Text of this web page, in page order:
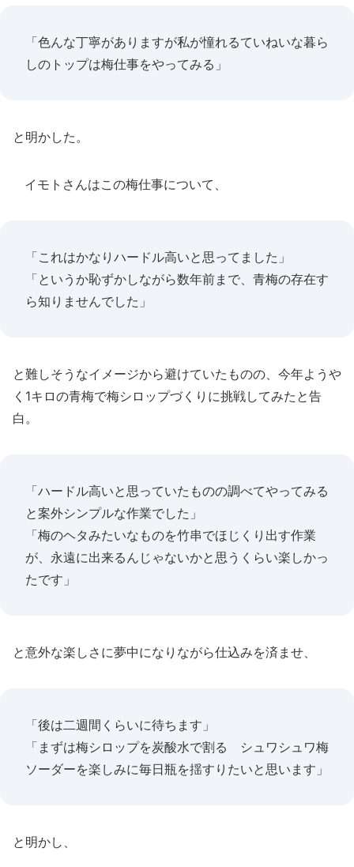
「色んな丁寧がありますが私が憧れるていねいな暮ら
しのトップは梅仕事をやってみる」
と明かした。
イモトさんはこの梅仕事について、
「これはかなりハードル高いと思ってました」
「というか恥ずかしながら数年前まで、青梅の存在す
ら知りませんでした」
と難しそうなイメージから避けていたものの、今年ようや
く1キロの青梅で梅シロップづくりに挑戦してみたと告
白。
「ハードル高いと思っていたものの調べてやってみる
と案外シンプルな作業でした」
「梅のヘタみたいなものを竹串でほじくり出す作業
が、永遠に出来るんじゃないかと思うくらい楽しかっ
たです」
と意外な楽しさに夢中になりながら仕込みを済ませ、
「後は二週間くらいに待ちます」
「まずは梅シロップを炭酸水で割る シュワシュワ梅
ソーダーを楽しみに毎日瓶を揺すりたいと思います」
と明かし、